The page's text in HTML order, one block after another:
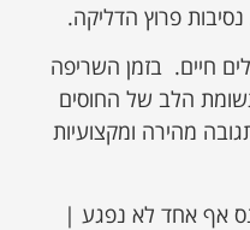
פרוץ הדליקה.
חיים. בזמן השריפה
הלב של החוסים
מהירה ומקצועיות
אף אחד לא נפגע |